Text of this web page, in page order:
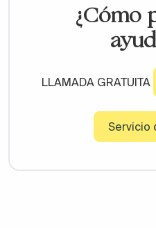
¿Cómo
LLAMADA GRATUITA
Servicio